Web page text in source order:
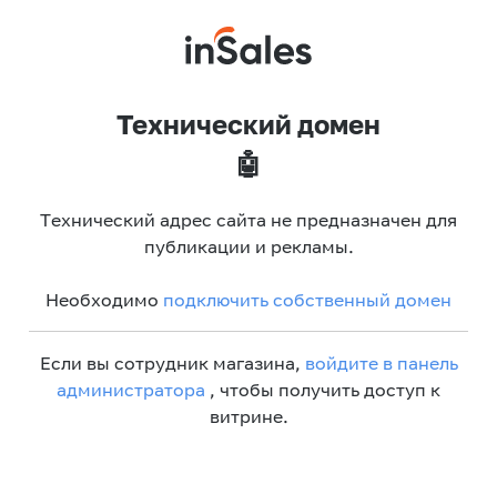
Технический домен
🤖
Технический адрес сайта не предназначен для
публикации и рекламы.
Необходимо подключить собственный домен
Если вы сотрудник магазина, войдите в панель
администратора , чтобы получить доступ к
витрине.